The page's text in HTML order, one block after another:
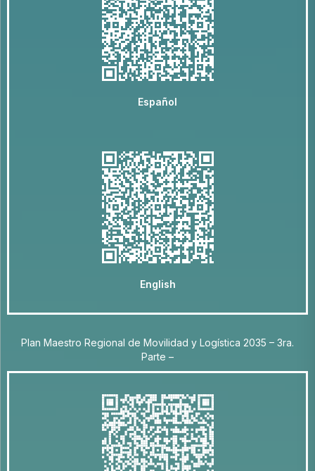
Español
English
Plan Maestro Regional de Movilidad y Logística 2035 – 3ra.
Parte –